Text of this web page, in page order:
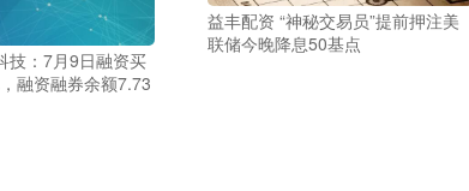
技：7月9日融资买
融资融券余额7.73
益丰配资 “神秘交易员”提前押注美
联储今晚降息50基点